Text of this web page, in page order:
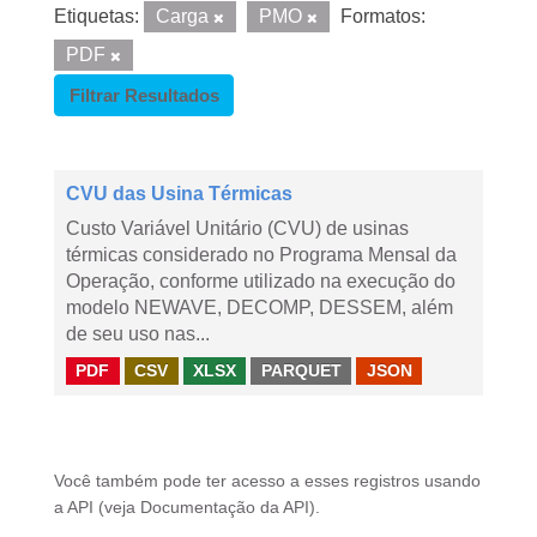
Etiquetas: Carga PMO
Formatos:
PDF
Filtrar Resultados
CVU das Usina Térmicas
Custo Variável Unitário (CVU) de usinas
térmicas considerado no Programa Mensal da
Operação, conforme utilizado na execução do
modelo NEWAVE, DECOMP, DESSEM, além
de seu uso nas...
PDF CSV XLSX PARQUET JSON
Você também pode ter acesso a esses registros usando
a API (veja Documentação da API ).